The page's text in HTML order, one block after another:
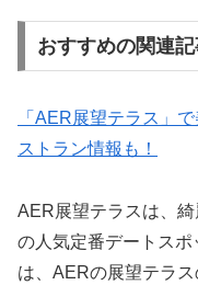
おすすめの関連
「AER展望テラス」
ストラン情報も！
AER展望テラスは、
の人気定番デートス
は、AERの展望テラス